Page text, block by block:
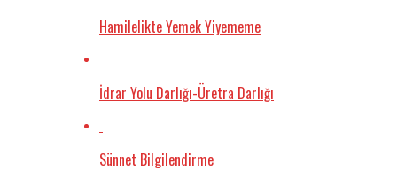
Hamilelikte Yemek Yiyememe
İdrar Yolu Darlığı-Üretra Darlığı
Sünnet Bilgilendirme